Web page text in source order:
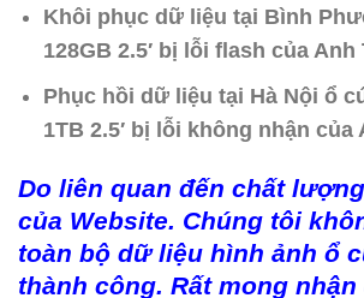
Khôi phục dữ liệu tại Bình
128GB 2.5′ bị lỗi flash của Anh
Phục hồi dữ liệu tại Hà Nội ổ
1TB 2.5′ bị lỗi không nhận của
Do liên quan đến chất
của Website. Chúng tôi
toàn bộ dữ liệu hình ảnh ổ
thành công. Rất mong